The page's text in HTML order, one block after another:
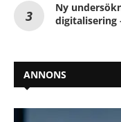
Ny
digitalisering
ANNONS